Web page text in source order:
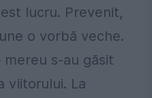
lucru. Prevenit,
o vorbă veche.
mereu s-au găsit
viitorului. La